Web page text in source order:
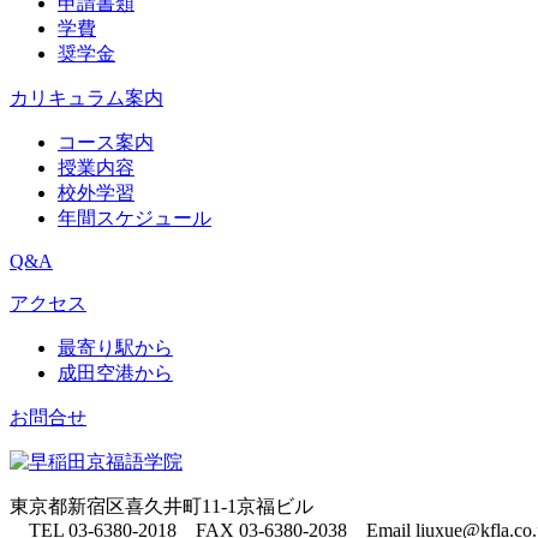
学費
奨学金
カリキュラム案内
コース案内
授業内容
校外学習
年間スケジュール
Q&A
アクセス
最寄り駅から
成田空港から
お問合せ
東京都新宿区喜久井町11-1京福ビル
TEL 03-6380-2018 FAX 03-6380-2038 Email